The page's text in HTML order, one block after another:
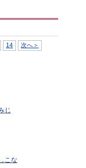
14 次へ＞
じ
こな